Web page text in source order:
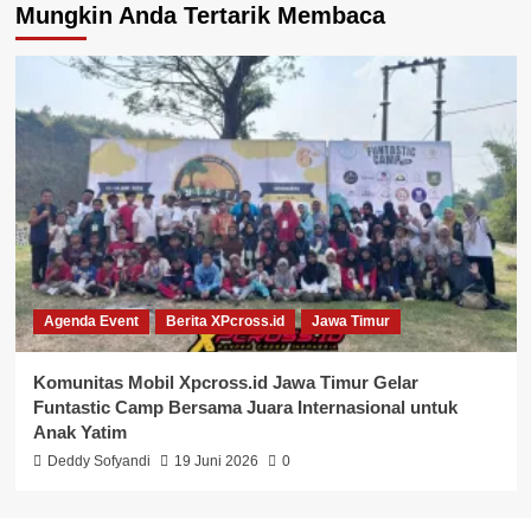
Mungkin Anda Tertarik Membaca
Agenda Event Berita XPcross.id Jawa Timur
Komunitas Mobil Xpcross.id Jawa Timur Gelar
Funtastic Camp Bersama Juara Internasional untuk
Anak Yatim
Deddy Sofyandi 19 Juni 2026 0